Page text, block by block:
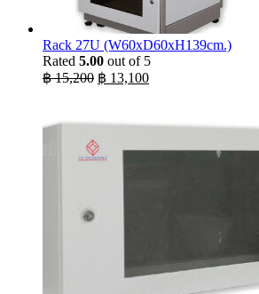
Rack 27U (W60xD60xH139cm.)
Rated 5.00 out of 5
฿15,200 Original
฿ 15,200.
฿ 13,100Current
฿ 13,100.